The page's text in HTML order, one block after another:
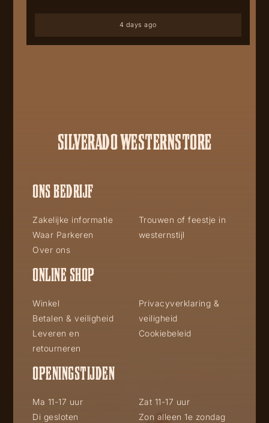
4 days ago
SILVERADO WESTERNSTORE
ONS BEDRIJF
Zakelijke informatie
Waar Parkeren
Over ons
Trouwen of feestje in
westernstijl
ONLINE SHOP
Winkel
Betalen & veiligheid
Leveren en
retourneren
Privacyverklaring &
veiligheid
Cookiebeleid
OPENINGSTIJDEN
Ma 11-17 uur
Di gesloten
Zat 11-17 uur
Zon alleen 1e zondag